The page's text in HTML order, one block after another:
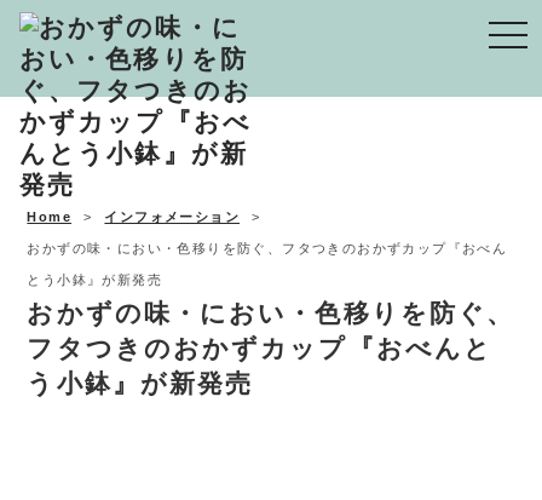
Home インフォメーション
おかずの味・におい・色移りを防ぐ、フタつきのおかずカップ『おべん
とう小鉢』が新発売
おかずの味・におい・色移りを防ぐ、
フタつきのおかずカップ『おべんと
う小鉢』が新発売